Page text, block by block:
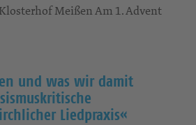
Meißen Am 1. Advent
und was wir damit
Liedpraxis«